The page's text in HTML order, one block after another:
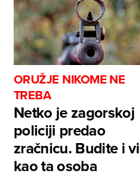
ORUŽJE NIKOME NE
TREBA
Netko je zagorskoj
policiji predao
zračnicu. Budite i vi
kao ta osoba